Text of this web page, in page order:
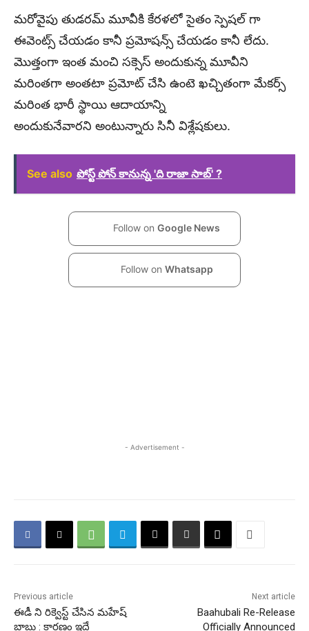
మరోవైపు తుడరమ్ మూవీకి కేరళలో సైతం స్పెషల్ గా
ఈవెంట్స్ చేయడం కానీ ప్రమోషన్స్ చేయడం కానీ లేదు.
మొత్తంగా ఇంత మంచి సక్సెస్ అందుకున్న మూవీని
మరింతగా అంతటా ప్రమోట్ చేసి ఉంటె ఖచ్చితంగా మేకర్స్
మరింత భారీ స్థాయి ఆదాయాన్ని
అందుకునేవారని అంటున్నారు సినీ విశ్లేషకులు.
See also పోస్ట్ పోన్ కానున్న 'ది రాజా సాబ్' ?
Follow on Google News
Follow on Whatsapp
- Advertisement -
Previous article
ఈడీ ని రిక్వెస్ట్ చేసిన మహేష్
బాబు : కారణం ఇదే
Next article
Baahubali Re-Release
Officially Announced